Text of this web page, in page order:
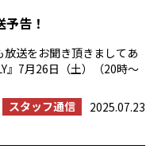
告！
放送をお聞き頂きましてあ
』7月26日（土）（20時〜
スタッフ通信
2025.07.23